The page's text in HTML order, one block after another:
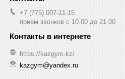
+7 (775) 007-11-15
прием звонков с 10.00 до 21.00
https://kazgym.kz/
kazgym@yandex.ru